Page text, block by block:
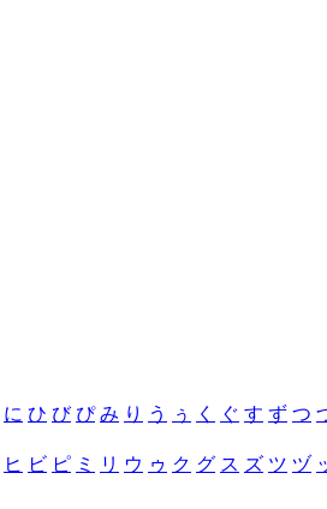
に ひ び ぴ み り う ぅ く ぐ す ず つ
ヒ ビ ピ ミ リ ウ ゥ ク グ ス ズ ツ ヅ